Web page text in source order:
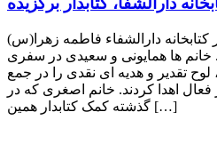
کتابخانه دارالشفاء فاطمه زهرا(س)
برگزیده‌ی سال 93 شد. خانم ها همایونی و سعیدی در سفری
تقدیر و هدیه ای نقدی را در جمع
فعال اهدا کردند. خانم اصغری که در
گذشته کمک کتابدار همین […]